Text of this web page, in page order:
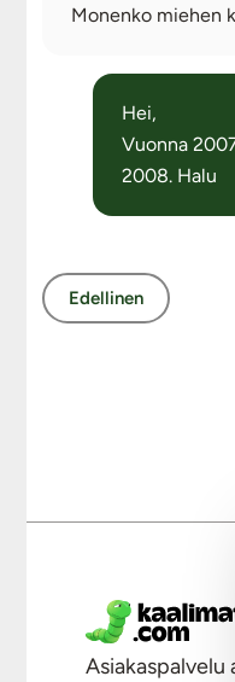
Monenko miehen
Hei,
Vuonna
2008. Halu
Edellinen
Asiakaspalvelu